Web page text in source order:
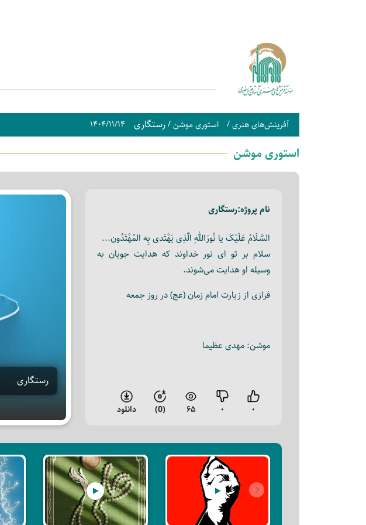
آفرینش‌های هنری/ استوری موشن/رستگاری ۱۴۰۴/۱۱/۱۴
استوری موشن
نام پروژه:رستگاری
السَّلَامُ عَلَیْکَ یا نُورَاللهِ الّذِی یَهْتَدی بِه المُهْتَدُون...
سلام بر تو ای نور خداوند که هدایت جویان به
وسیله او هدایت می‌شوند.
فرازی از زیارت امام زمان (عج) در روز جمعه
موشن: مهدی عظیما
۰ ۰ ۶۵ (0) دانلود
رستگاری